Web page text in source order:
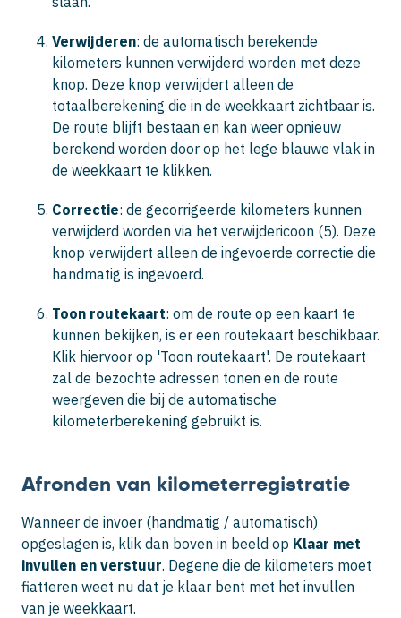
Verwijderen: de automatisch berekende
kilometers kunnen verwijderd worden met deze
knop. Deze knop verwijdert alleen de
totaalberekening die in de weekkaart zichtbaar is.
De route blijft bestaan en kan weer opnieuw
berekend worden door op het lege blauwe vlak in
de weekkaart te klikken.
Correctie: de gecorrigeerde kilometers kunnen
verwijderd worden via het verwijdericoon (5). Deze
knop verwijdert alleen de ingevoerde correctie die
handmatig is ingevoerd.
Toon routekaart: om de route op een kaart te
kunnen bekijken, is er een routekaart beschikbaar.
Klik hiervoor op 'Toon routekaart'. De routekaart
zal de bezochte adressen tonen en de route
weergeven die bij de automatische
kilometerberekening gebruikt is.
Afronden van kilometerregistratie
Wanneer de invoer (handmatig / automatisch)
opgeslagen is, klik dan boven in beeld op Klaar met
invullen en verstuur. Degene die de kilometers moet
fiatteren weet nu dat je klaar bent met het invullen
van je weekkaart.